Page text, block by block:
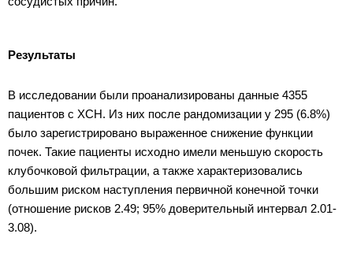
Результаты
В исследовании были проанализированы данные 4355
пациентов с ХСН. Из них после рандомизации у 295 (6.8%)
было зарегистрировано выраженное снижение функции
почек. Такие пациенты исходно имели меньшую скорость
клубочковой фильтрации, а также характеризовались
большим риском наступления первичной конечной точки
(отношение рисков 2.49; 95% доверительный интервал 2.01-
3.08).